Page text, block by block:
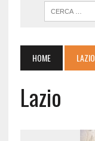
HOME LAZIO
Lazio